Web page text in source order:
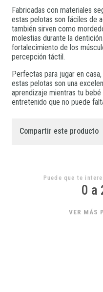
Fabricadas con materiales
estas pelotas son fáciles de
también sirven como
molestias durante la
fortalecimiento de los
percepción táctil.
Perfectas para jugar en
estas pelotas son una
aprendizaje mientras tu
entretenido que no puede
Compartir este producto
Puede que te
0 a
VER MÁS